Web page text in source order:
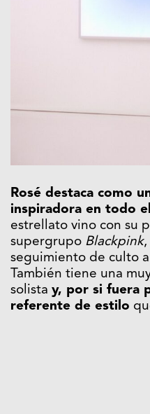
Rosé destaca como
inspiradora en todo
estrellato vino con su
supergrupo Blackpink,
seguimiento de culto
También tiene una
solista y, por si fuera
referente de estilo